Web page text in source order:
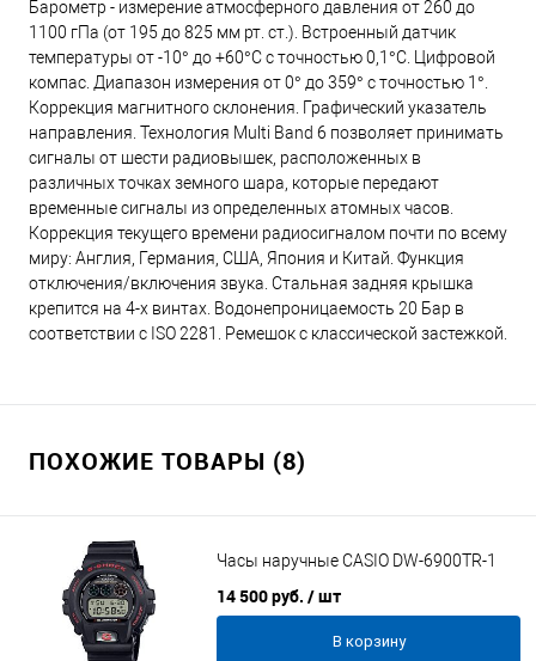
Барометр - измерение атмосферного давления от 260 до
1100 гПа (от 195 до 825 мм рт. ст.). Встроенный датчик
температуры от -10° до +60°С с точностью 0,1°C. Цифровой
компас. Диапазон измерения от 0° до 359° с точностью 1°.
Коррекция магнитного склонения. Графический указатель
направления. Технология Multi Band 6 позволяет принимать
сигналы от шести радиовышек, расположенных в
различных точках земного шара, которые передают
временные сигналы из определенных атомных часов.
Коррекция текущего времени радиосигналом почти по всему
миру: Англия, Германия, США, Япония и Китай. Функция
отключения/включения звука. Стальная задняя крышка
крепится на 4-х винтах. Водонепроницаемость 20 Бар в
соответствии с ISO 2281. Ремешок с классической застежкой.
ПОХОЖИЕ ТОВАРЫ (8)
Часы наручные CASIO DW-6900TR-1
14 500 руб. / шт
В корзину